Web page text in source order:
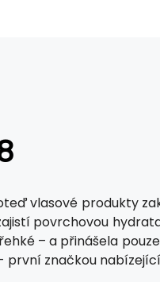
vlasové produkty
povrchovou
– a přinášela
první značkou